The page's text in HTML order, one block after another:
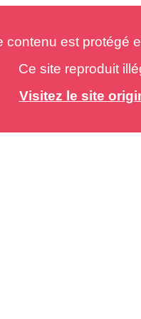
est protégé
Ce site reproduit
Visitez le site